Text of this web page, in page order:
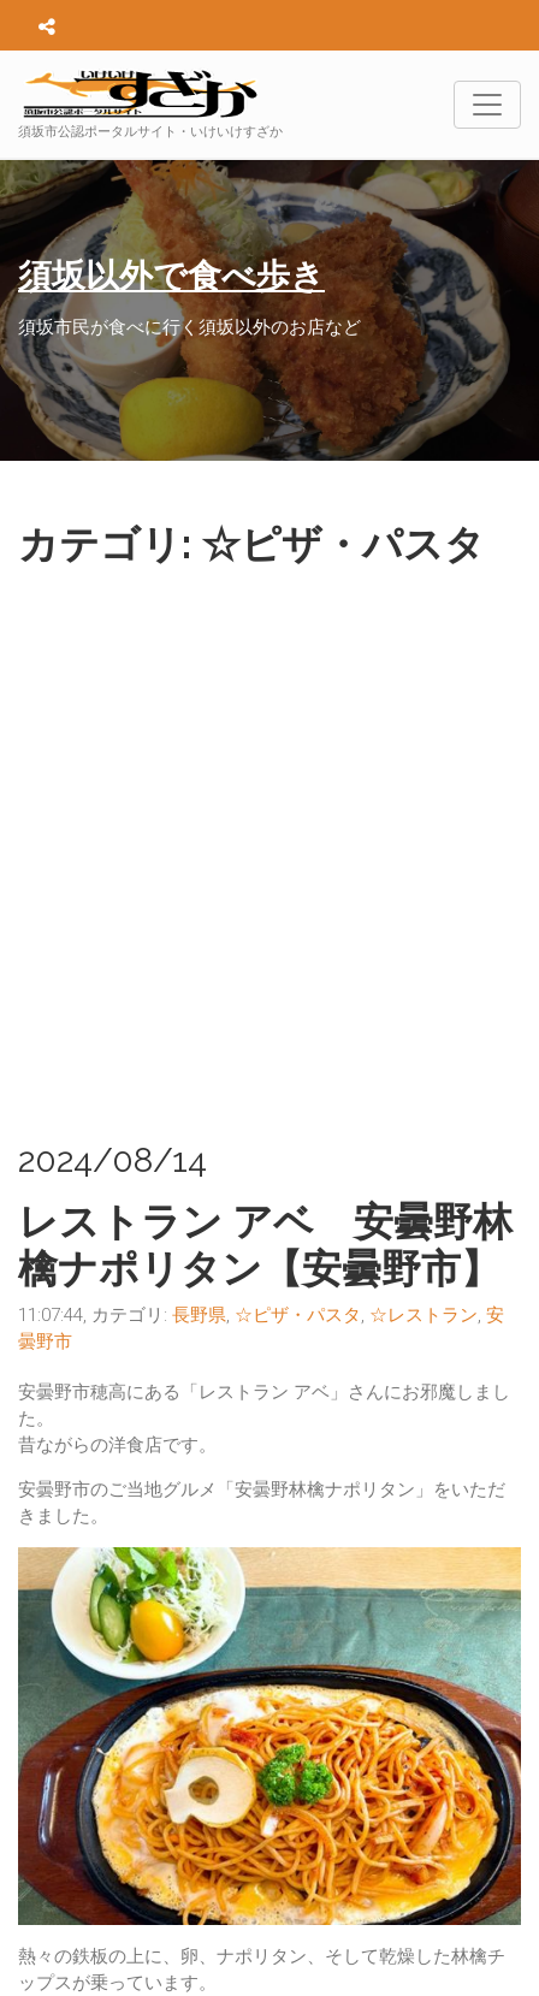
須坂市公認ポータルサイト・いけいけすざか
須坂以外で食べ歩き
須坂市民が食べに行く須坂以外のお店など
カテゴリ: ☆ピザ・パスタ
2024/08/14
レストラン アベ 安曇野林
檎ナポリタン【安曇野市】
11:07:44, カテゴリ: 長野県, ☆ピザ・パスタ, ☆レストラン, 安
曇野市
安曇野市穂高にある「レストラン アベ」さんにお邪魔しまし
た。
昔ながらの洋食店です。
安曇野市のご当地グルメ「安曇野林檎ナポリタン」をいただ
きました。
熱々の鉄板の上に、卵、ナポリタン、そして乾燥した林檎チ
ップスが乗っています。